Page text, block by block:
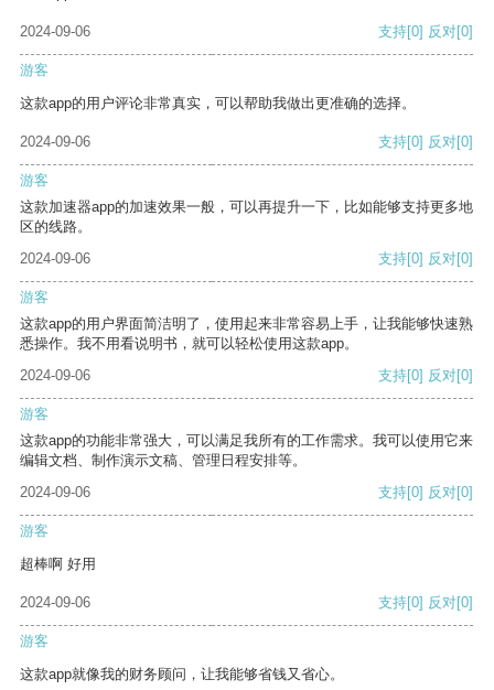
2024-09-06 支持[0] 反对[0]
游客
这款app的用户评论非常真实，可以帮助我做出更准确的选择。
2024-09-06 支持[0] 反对[0]
游客
这款加速器app的加速效果一般，可以再提升一下，比如能够支持更多地
区的线路。
2024-09-06
支持[0] 反对[0]
游客
这款app的用户界面简洁明了，使用起来非常容易上手，让我能够快速熟
悉操作。我不用看说明书，就可以轻松使用这款app。
2024-09-06
支持[0] 反对[0]
游客
这款app的功能非常强大，可以满足我所有的工作需求。我可以使用它来
编辑文档、制作演示文稿、管理日程安排等。
2024-09-06
支持[0] 反对[0]
游客
超棒啊 好用
2024-09-06 支持[0] 反对[0]
游客
这款app就像我的财务顾问，让我能够省钱又省心。